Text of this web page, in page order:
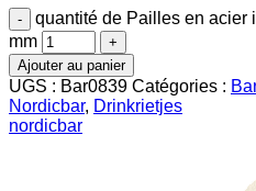
quantité de Pailles en acier
mm
Ajouter au panier
UGS : Bar0839 Catégories :
Nordicbar, Drinkrietjes
nordicbar